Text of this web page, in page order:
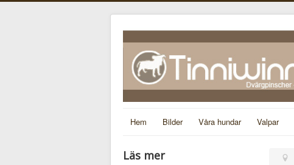
Hem Bilder Våra hundar Valpar
Läs mer